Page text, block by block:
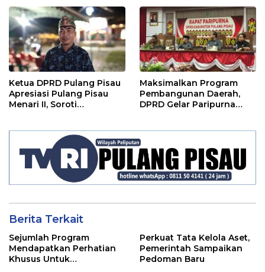
Ketua DPRD Pulang Pisau
Apresiasi Pulang Pisau
Menari II, Soroti
Maksimalkan Program
Pembangunan Daerah,
DPRD Gelar Paripurna
Berita Terkait
Sejumlah Program
Mendapatkan Perhatian
Khusus Untuk
Perkuat Tata Kelola Aset,
Pemerintah Sampaikan
Pedoman Baru